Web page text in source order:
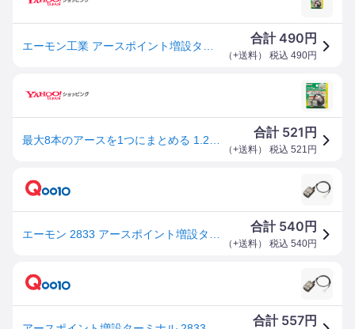
合計490 円
（+送料） 税込 490円
合計 521 円
（+送料） 税込 521 円
合計 540 円
（+送料） 税込 540円
合計 557円